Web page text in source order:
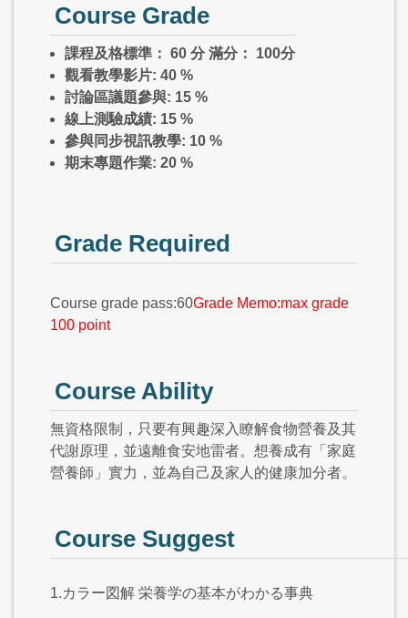
Course Grade
課程及格標準： 60 分 滿分： 100分
觀看教學影片: 40 %
討論區議題參與: 15 %
線上測驗成績: 15 %
參與同步視訊教學: 10 %
期末專題作業: 20 %
Grade Required
Course grade pass:60Grade Memo:max grade
100 point
Course Ability
無資格限制，只要有興趣深入瞭解食物營養及其
代謝原理，並遠離食安地雷者。想養成有「家庭
營養師」實力，並為自己及家人的健康加分者。
Course Suggest
1.カラー図解 栄養学の基本がわかる事典